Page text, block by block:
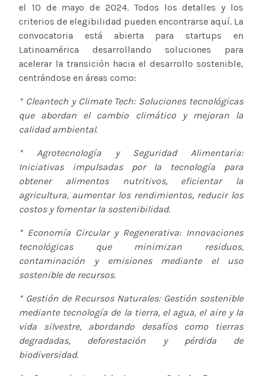
el 10 de mayo de 2024. Todos los detalles y los
criterios de elegibilidad pueden encontrarse aquí. La
convocatoria está abierta para startups en
Latinoamérica desarrollando soluciones para
acelerar la transición hacia el desarrollo sostenible,
centrándose en áreas como:
* Cleantech y Climate Tech: Soluciones tecnológicas
que abordan el cambio climático y mejoran la
calidad ambiental.
* Agrotecnología y Seguridad Alimentaria:
Iniciativas impulsadas por la tecnología para
obtener alimentos nutritivos, eficientar la
agricultura, aumentar los rendimientos, reducir los
costos y fomentar la sostenibilidad.
* Economía Circular y Regenerativa: Innovaciones
tecnológicas que minimizan residuos,
contaminación y emisiones mediante el uso
sostenible de recursos.
* Gestión de Recursos Naturales: Gestión sostenible
mediante tecnología de la tierra, el agua, el aire y la
vida silvestre, abordando desafíos como tierras
degradadas, deforestación y pérdida de
biodiversidad.